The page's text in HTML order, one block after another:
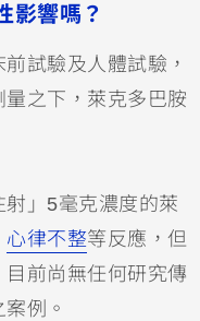
影響嗎？
試驗及人體試驗，
之下，萊克多巴胺
」5毫克濃度的萊
心律不整等反應，但
前尚無任何研究傳
例。